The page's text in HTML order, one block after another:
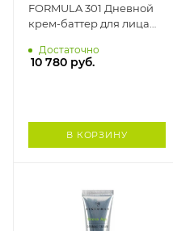
FORMULA 301 Дневной
крем-баттер для лица
ОМОЛОЖЕНИЕ SPF10
HISTOMER, 50 мл
Достаточно
10 780 руб.
В КОРЗИНУ